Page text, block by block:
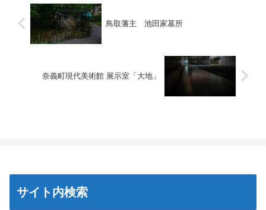
鳥取藩主 池田家墓所
奈義町現代美術館 展示室「大地」
サイト内検索